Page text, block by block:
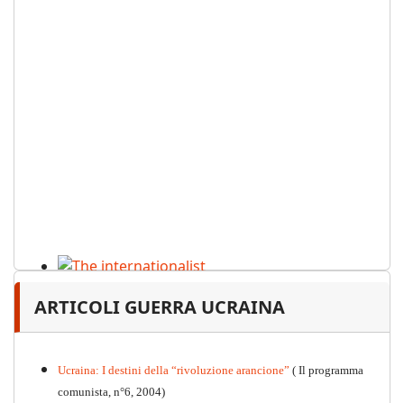
PDF n.12, 2026
ARTICOLI GUERRA UCRAINA
Ucraina: I destini della “rivoluzione arancione” ( Il programma
comunista, n°6, 2004)